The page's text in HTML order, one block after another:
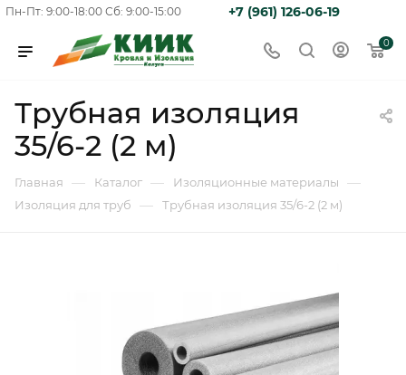
Пн-Пт: 9:00-18:00 Сб: 9:00-15:00 +7 (961) 126-06-19
0
Трубная изоляция
35/6-2 (2 м)
Главная — Каталог — Изоляционные материалы —
Изоляция для труб — Трубная изоляция 35/6-2 (2 м)